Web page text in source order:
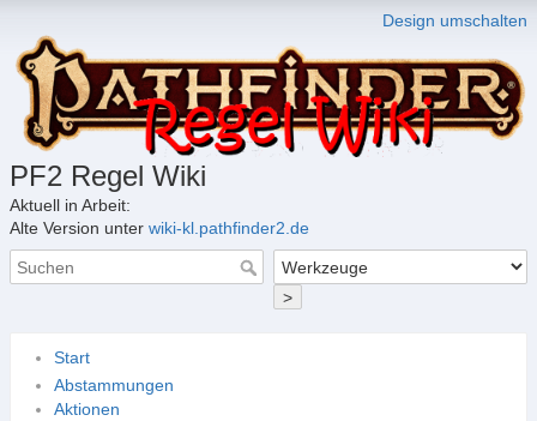
Design umschalten
PF2 Regel Wiki
Aktuell in Arbeit:
Alte Version unter wiki-kl.pathfinder2.de
>
Start
Abstammungen
Aktionen